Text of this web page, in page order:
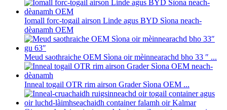
Iomall forc-togail airson Linde agus BYD Sìona neach-
dèanamh OEM
Meud saothraiche OEM Sìona oir mèinnearachd bho 33 ″ ...
Inneal togail OTR rim airson Grader Sìona OEM ...